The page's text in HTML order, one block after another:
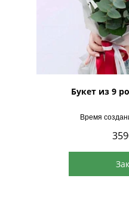
Букет из 9
Время